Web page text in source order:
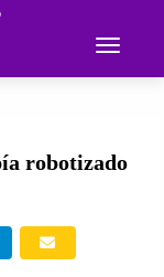
Toggle
robotizado